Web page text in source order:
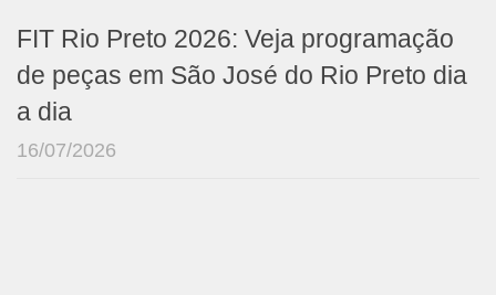
FIT Rio Preto 2026: Veja programação
de peças em São José do Rio Preto dia
a dia
16/07/2026